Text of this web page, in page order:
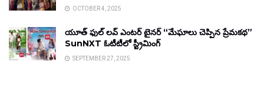
OCTOBER 4, 2025
యూత్ ఫుల్ లవ్ ఎంటర్ టైనర్ “మేఘాలు చెప్పిన ప్రేమకథ”
SunNXT ఓటీటీలో స్ట్రీమింగ్
SEPTEMBER 27, 2025